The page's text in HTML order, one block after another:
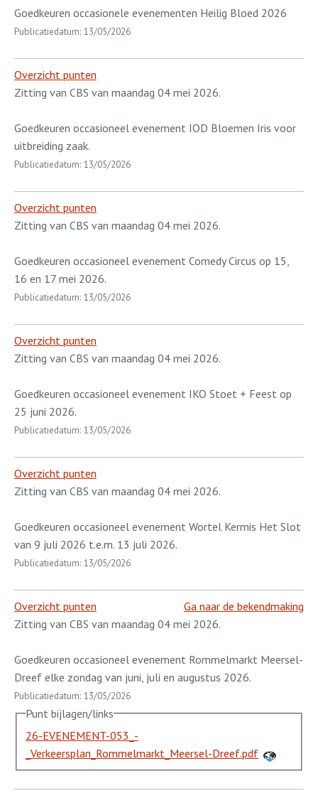
Goedkeuren occasionele evenementen Heilig Bloed 2026
Publicatiedatum: 13/05/2026
Overzicht punten
Zitting van CBS van maandag 04 mei 2026.
Goedkeuren occasioneel evenement IOD Bloemen Iris voor
uitbreiding zaak.
Publicatiedatum: 13/05/2026
Overzicht punten
Zitting van CBS van maandag 04 mei 2026.
Goedkeuren occasioneel evenement Comedy Circus op 15,
16 en 17 mei 2026.
Publicatiedatum: 13/05/2026
Overzicht punten
Zitting van CBS van maandag 04 mei 2026.
Goedkeuren occasioneel evenement IKO Stoet + Feest op
25 juni 2026.
Publicatiedatum: 13/05/2026
Overzicht punten
Zitting van CBS van maandag 04 mei 2026.
Goedkeuren occasioneel evenement Wortel Kermis Het Slot
van 9 juli 2026 t.e.m. 13 juli 2026.
Publicatiedatum: 13/05/2026
Overzicht punten
Ga naar de bekendmaking
Zitting van CBS van maandag 04 mei 2026.
Goedkeuren occasioneel evenement Rommelmarkt Meersel-
Dreef elke zondag van juni, juli en augustus 2026.
Publicatiedatum: 13/05/2026
Punt bijlagen/links
26-EVENEMENT-053_-
_Verkeersplan_Rommelmarkt_Meersel-Dreef.pdf